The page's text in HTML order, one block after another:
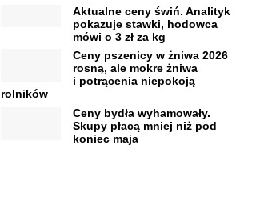
Aktualne ceny świń. Analityk
pokazuje stawki, hodowca
mówi o 3 zł za kg
Ceny pszenicy w żniwa 2026
rosną, ale mokre żniwa
i potrącenia niepokoją
rolników
Ceny bydła wyhamowały.
Skupy płacą mniej niż pod
koniec maja